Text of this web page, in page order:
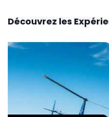
Découvrez les